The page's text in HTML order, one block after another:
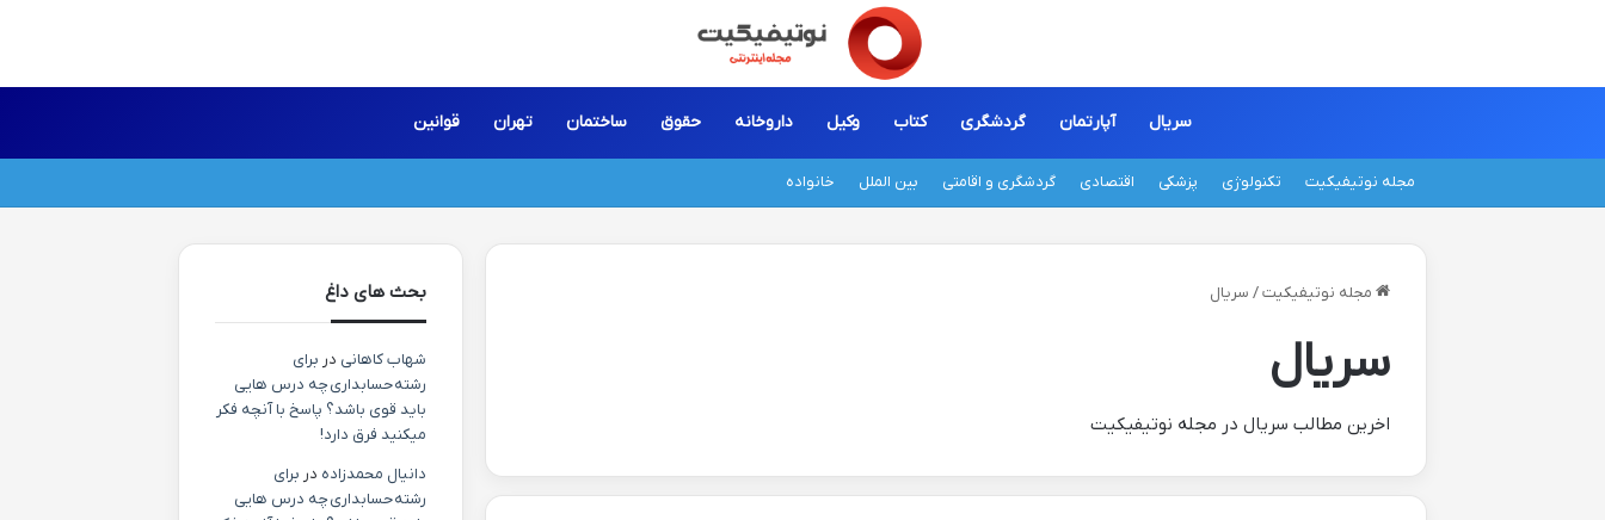
سریال آپارتمان گردشگری کتاب وکیل داروخانه حقوق ساختمان تهران قوانین
مجله نوتیفیکیت تکنولوژی پزشکی اقتصادی گردشگری و اقامتی بین الملل خانواده
مجله نوتیفیکیت / سریال
سریال
اخرین مطالب سریال در مجله نوتیفیکیت
بحث های داغ
شهاب کاهانی در برای
رشته حسابداری چه درس هایی
باید قوی باشد؟ پاسخ با آنچه فکر
میکنید فرق دارد!
دانیال محمدزاده در برای
رشته حسابداری چه درس هایی